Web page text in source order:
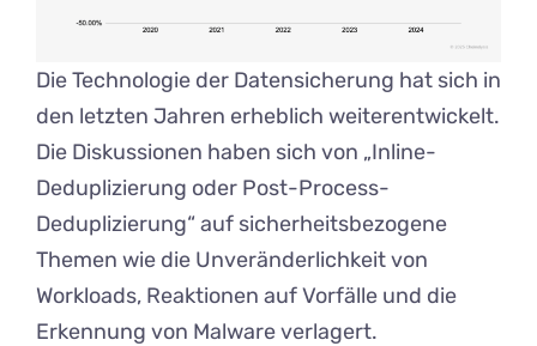
Die Technologie der Datensicherung hat sich in
den letzten Jahren erheblich weiterentwickelt.
Die Diskussionen haben sich von „Inline-
Deduplizierung oder Post-Process-
Deduplizierung“ auf sicherheitsbezogene
Themen wie die Unveränderlichkeit von
Workloads, Reaktionen auf Vorfälle und die
Erkennung von Malware verlagert.